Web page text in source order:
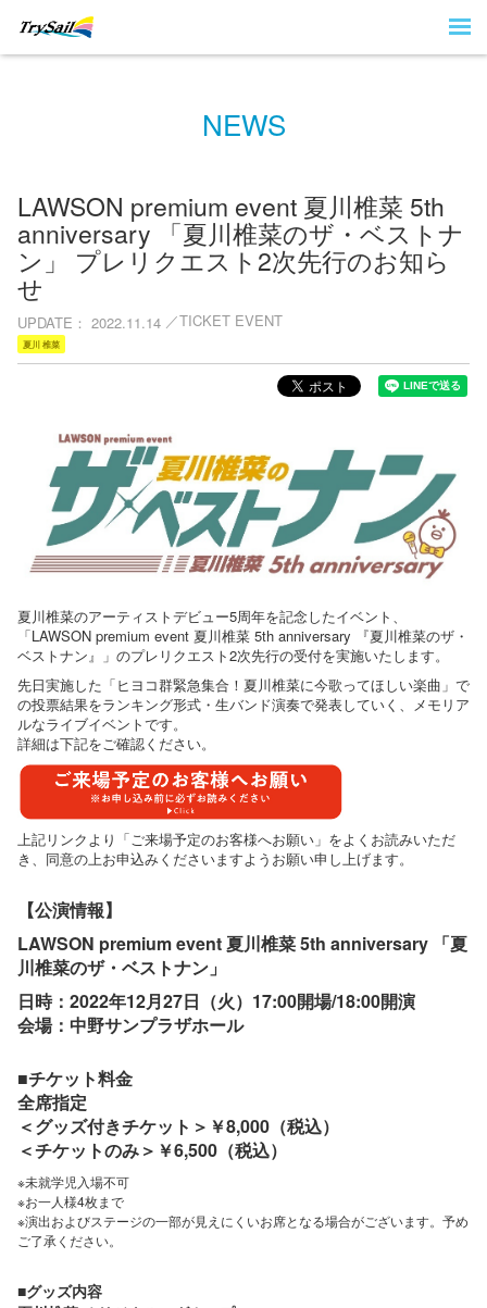
NEWS
LAWSON premium event 夏川椎菜 5th
anniversary 「夏川椎菜のザ・ベストナ
ン」 プレリクエスト2次先行のお知ら
せ
UPDATE 2022.11.14 TICKET EVENT
夏川 椎菜
夏川椎菜のアーティストデビュー5周年を記念したイベント、
「LAWSON premium event 夏川椎菜 5th anniversary 『夏川椎菜のザ・
ベストナン』」のプレリクエスト2次先行の受付を実施いたします。
先日実施した「ヒヨコ群緊急集合！夏川椎菜に今歌ってほしい楽曲」で
の投票結果をランキング形式・生バンド演奏で発表していく、メモリア
ルなライブイベントです。
詳細は下記をご確認ください。
上記リンクより「ご来場予定のお客様へお願い」をよくお読みいただ
き、同意の上お申込みくださいますようお願い申し上げます。
【公演情報】
LAWSON premium event 夏川椎菜 5th anniversary 「夏
川椎菜のザ・ベストナン」
日時：2022年12月27日（火）17:00開場/18:00開演
会場：中野サンプラザホール
■チケット料金
全席指定
＜グッズ付きチケット＞￥8,000（税込）
＜チケットのみ＞￥6,500（税込）
※未就学児入場不可
※お一人様4枚まで
※演出およびステージの一部が見えにくいお席となる場合がございます。予め
ご了承ください。
■グッズ内容